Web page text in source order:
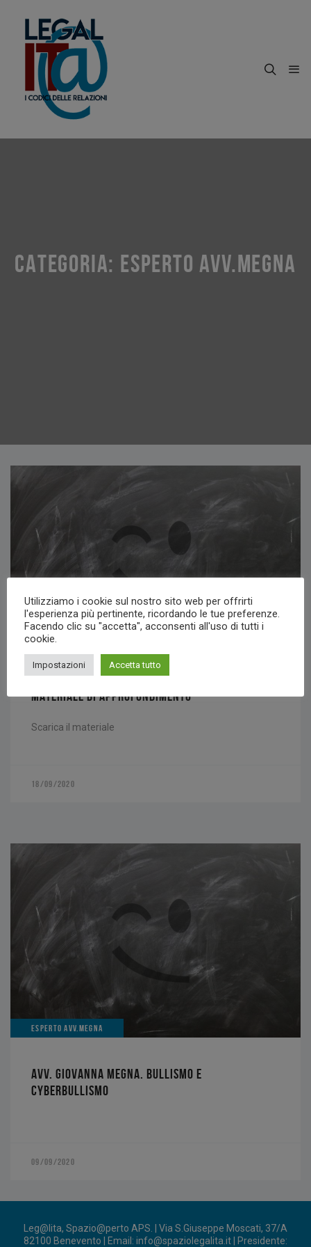
CATEGORIA: ESPERTO AVV.MEGNA
MATERIALE DI APPROFONDIMENTO
Scarica il materiale
18/09/2020
ESPERTO AVV.MEGNA
AVV. GIOVANNA MEGNA. BULLISMO E
CYBERBULLISMO
09/09/2020
Leg@lita, Spazio@perto APS. | Via S.Giuseppe Moscati, 37/A
82100 Benevento | Email: info@spaziolegalita.it | Presidente:
Utilizziamo i cookie sul nostro sito web per offrirti
l'esperienza più pertinente, ricordando le tue preferenze.
Facendo clic su "accetta", acconsenti all'uso di tutti i
cookie.
Impostazioni Accetta tutto